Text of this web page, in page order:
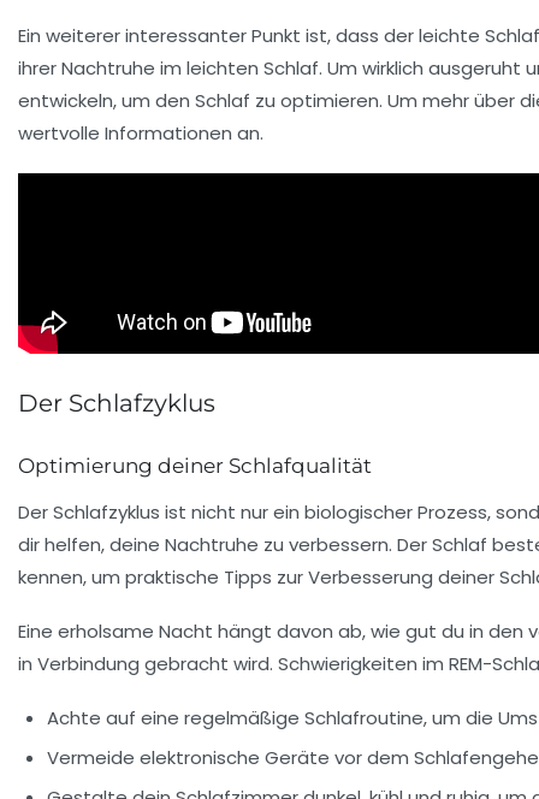
Ein weiterer interessanter Punkt ist, dass derleichte Schlaf
ihrer Nachtruhe im leichten Schlaf. Um wirklich
entwickeln, um den Schlaf zu optimieren. Um mehr über
wertvolle Informationen an.
Der Schlafzyklus
Optimierung deiner Schlafqualität
DerSchlafzyklus ist nicht nur ein biologischer Prozess,
dir helfen, deine Nachtruhe zu verbessern. Der Schlaf
kennen, um praktische Tipps zur Verbesserung deiner
Eine erholsame Nacht hängt davon ab, wie gut du in den
in Verbindung gebracht wird. Schwierigkeiten im REM-
Achte auf eine regelmäßige Schlafroutine, um die
Vermeide elektronische Geräte vor dem